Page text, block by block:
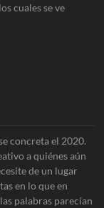
cuales se ve
concreta el 2020.
a quiénes aún
de un lugar
en lo que en
palabras parecían